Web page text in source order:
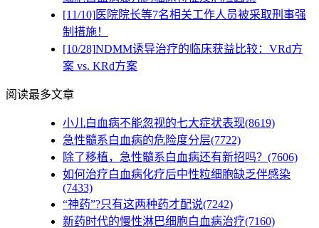
[11/10]医院院长等7名相关工作人员被采取刑事强
制措施！
[10/28]NDMM诱导治疗的临床获益比较：VRd方
案 vs. KRd方案
阅读最多文章
小儿白血病不能忽视的七大症状表现(8619)
急性髓系白血病的危险度分层(7722)
除了移植，急性髓系白血病还有新招吗？(7606)
如何治疗白血病化疗后中性粒细胞缺乏伴感染
(7433)
“神药”?只有这两种药才配说(7242)
新药时代的慢性淋巴细胞白血病治疗(7160)